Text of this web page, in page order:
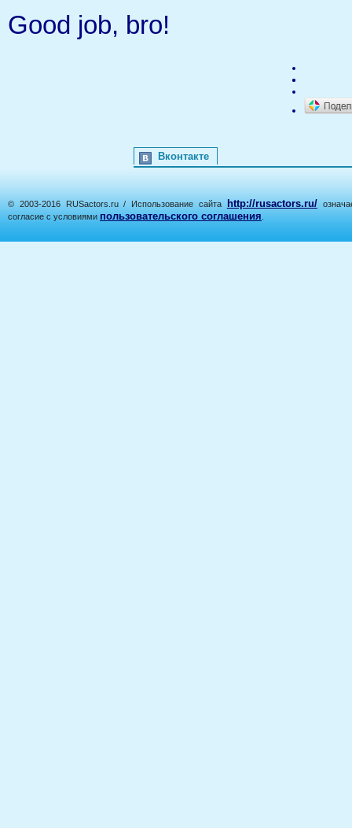
Good job, bro!
Вконтакте
© 2003-2016 RUSactors.ru / Использование сайта http://rusactors.ru/
согласие с условиями пользовательского соглашения